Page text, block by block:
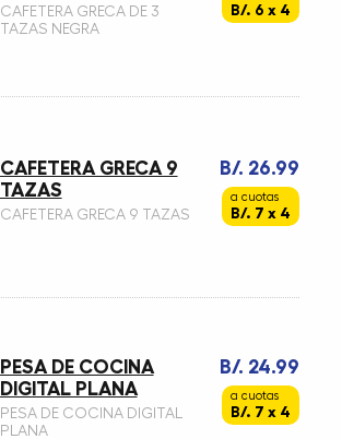
B/. 6 x 4
CAFETERA GRECA DE 3
TAZAS NEGRA
B/. 26.99
a cuotas
B/. 7 x 4
CAFETERA GRECA 9
TAZAS
CAFETERA GRECA 9 TAZAS
B/. 24.99
a cuotas
B/. 7 x 4
PESA DE COCINA
DIGITAL PLANA
PESA DE COCINA DIGITAL
PLANA